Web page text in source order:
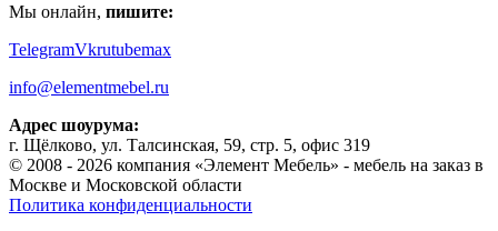
Мы онлайн, пишите:
TelegramVkrutubemax
info@elementmebel.ru
Адрес шоурума:
г. Щёлково, ул. Талсинская, 59, стр. 5, офис 319
© 2008 - 2026 компания «Элемент Мебель» - мебель на заказ в
Москве и Московской области
Политика конфиденциальности